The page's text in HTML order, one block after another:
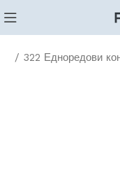
322 Едноредови